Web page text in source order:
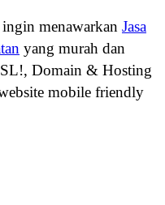
ingin menawarkan Jasa
yang murah dan
Domain & Hosting
mobile friendly